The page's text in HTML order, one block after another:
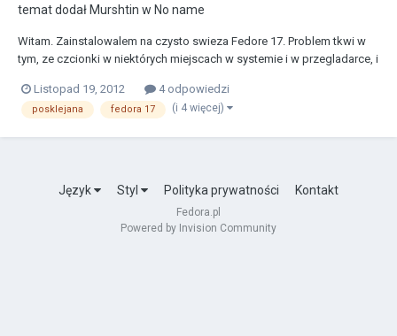
temat dodał Murshtin w No name
Witam. Zainstalowalem na czysto swieza Fedore 17. Problem tkwi w
tym, ze czcionki w niektórych miejscach w systemie i w przegladarce, i
wrazenie jakby byly posklejane w niektórych miejscach i bardzo
przeszkadza to w uzytkowaniu syste...
Listopad 19, 2012 4 odpowiedzi
posklejana fedora 17 (i 4 więcej)
Język Styl Polityka prywatności Kontakt
Fedora.pl
Powered by Invision Community